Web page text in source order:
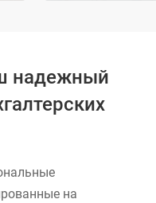
надежный
на